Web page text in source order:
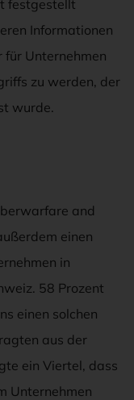
festgestellt
Informationen
für Unternehmen
zu werden, der
wurde.
and
einen
in
58 Prozent
einen solchen
aus der
ein Viertel, dass
Unternehmen